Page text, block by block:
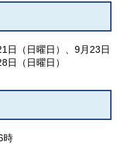
日（日曜日）、9月23日
日（日曜日）
時